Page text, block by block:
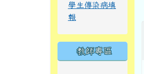
學生傳染病填
報
教師專區